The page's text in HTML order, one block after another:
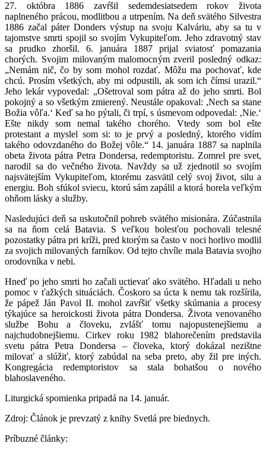
27. októbra 1886 zavŕšil sedemdesiatsedem rokov života
naplneného prácou, modlitbou a utrpením. Na deň svätého Silvestra
1886 začal páter Donders výstup na svoju Kalváriu, aby sa tu v
tajomstve smrti spojil so svojím Vykupiteľom. Jeho zdravotný stav
sa prudko zhoršil. 6. januára 1887 prijal sviatosť pomazania
chorých. Svojim milovaným malomocným zveril posledný odkaz:
„Nemám nič, čo by som mohol rozdať. Môžu ma pochovať, kde
chcú. Prosím všetkých, aby mi odpustili, ak som ich čímsi urazil.“
Jeho lekár vypovedal: „Ošetroval som pátra až do jeho smrti. Bol
pokojný a so všetkým zmierený. Neustále opakoval: ,Nech sa stane
Božia vôľa.‘ Keď sa ho pýtali, či trpí, s úsmevom odpovedal: ,Nie.‘
Ešte nikdy som nemal takého chorého. Vtedy som bol ešte
protestant a myslel som si: to je prvý a posledný, ktorého vidím
takého odovzdaného do Božej vôle.“ 14. januára 1887 sa naplnila
obeta života pátra Petra Dondersa, redemptoristu. Zomrel pre svet,
narodil sa do večného života. Navždy sa už zjednotil so svojím
najsvätejším Vykupiteľom, ktorému zasvätil celý svoj život, silu a
energiu. Boh sfúkol sviecu, ktorú sám zapálil a ktorá horela veľkým
ohňom lásky a služby.
Nasledujúci deň sa uskutočnil pohreb svätého misionára. Zúčastnila
sa na ňom celá Batavia. S veľkou bolesťou pochovali telesné
pozostatky pátra pri kríži, pred ktorým sa často v noci horlivo modlil
za svojich milovaných farníkov. Od tejto chvíle mala Batavia svojho
orodovníka v nebi.
Hneď po jeho smrti ho začali uctievať ako svätého. Hľadali u neho
pomoc v ťažkých situáciách. Čoskoro sa úcta k nemu tak rozšírila,
že pápež Ján Pavol II. mohol zavŕšiť všetky skúmania a procesy
týkajúce sa heroickosti života pátra Dondersa. Života venovaného
službe Bohu a človeku, zvlášť tomu najopustenejšiemu a
najchudobnejšiemu. Cirkev roku 1982 blahorečením predstavila
svetu pátra Petra Dondersa – človeka, ktorý dokázal nezištne
milovať a slúžiť, ktorý zabúdal na seba preto, aby žil pre iných.
Kongregácia redemptoristov sa stala bohatšou o nového
blahoslaveného.
Liturgická spomienka pripadá na 14. január.
Zdroj: Článok je prevzatý z knihy Svetlá pre biednych.
Príbuzné články: